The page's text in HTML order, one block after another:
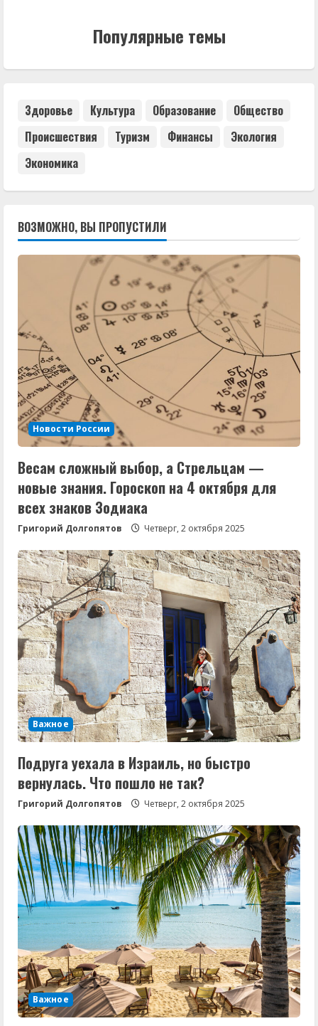
Популярные темы
Здоровье Культура Образование
Общество
Происшествия
Туризм Финансы
Экология
Экономика
ВОЗМОЖНО, ВЫ ПРОПУСТИЛИ
Новости России
Весам сложный выбор, а Стрельцам —
новые знания. Гороскоп на 4 октября для
всех знаков Зодиака
Григорий Долгопятов Четверг, 2 октября 2025
Важное
Подруга уехала в Израиль, но быстро
вернулась. Что пошло не так?
Григорий Долгопятов Четверг, 2 октября 2025
Важное